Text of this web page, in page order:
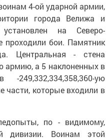
4-ой ударной армии,
города Велижа и
на Северо-
проходили бои. Памятник
Центральная - стена
армию, а 5 наклоненных в
ую
части, которые входили в
по - видимому,
дивизии. Воинам этой